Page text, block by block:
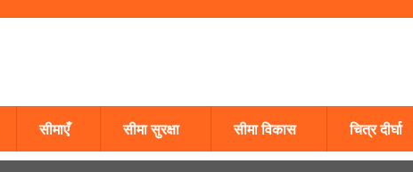
सीमाएँ सीमा सुरक्षा सीमा विकास चित्र दीर्घा